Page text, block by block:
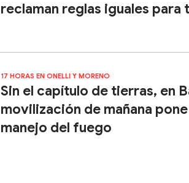
reclaman reglas iguales para
17 HORAS EN ONELLI Y MORENO
Sin el capítulo de tierras, en
movilización de mañana
manejo del fuego